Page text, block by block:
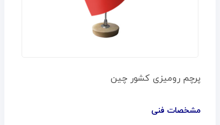
پرچم رومیزی کشور چین
مشخصات فنی